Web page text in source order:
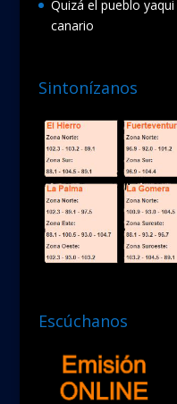
Quizá el pueblo
canario
Sintonízanos
Escúchanos